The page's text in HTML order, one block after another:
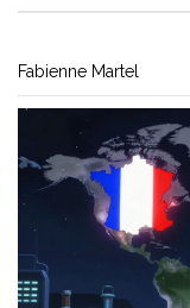
Fabienne Martel